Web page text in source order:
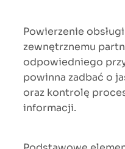
Powierzenie
zewnętrznemu
odpowiedniego
powinna zadbać o
oraz kontrolę
informacji.